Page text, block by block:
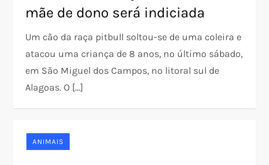
mãe de dono será indiciada
Um cão da raça pitbull soltou-se de uma coleira e
atacou uma criança de 8 anos, no último sábado,
em São Miguel dos Campos, no litoral sul de
Alagoas. O […]
ANIMAIS